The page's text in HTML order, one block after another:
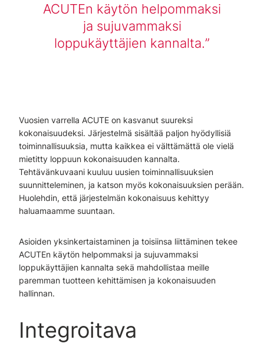
ACUTEn käytön helpommaksi
ja sujuvammaksi
loppukäyttäjien kannalta.
Vuosien varrella ACUTE on kasvanut suureksi
kokonaisuudeksi. Järjestelmä sisältää paljon hyödyllisiä
toiminnallisuuksia, mutta kaikkea ei välttämättä ole vielä
mietitty loppuun kokonaisuuden kannalta.
Tehtävänkuvaani kuuluu uusien toiminnallisuuksien
suunnitteleminen, ja katson myös kokonaisuuksien perään.
Huolehdin, että järjestelmän kokonaisuus kehittyy
haluamaamme suuntaan.
Asioiden yksinkertaistaminen ja toisiinsa liittäminen tekee
ACUTEn käytön helpommaksi ja sujuvammaksi
loppukäyttäjien kannalta sekä mahdollistaa meille
paremman tuotteen kehittämisen ja kokonaisuuden
hallinnan.
Integroitava